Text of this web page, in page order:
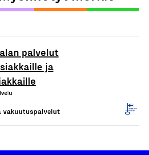
palvelut
ja
vakuutuspalvelut